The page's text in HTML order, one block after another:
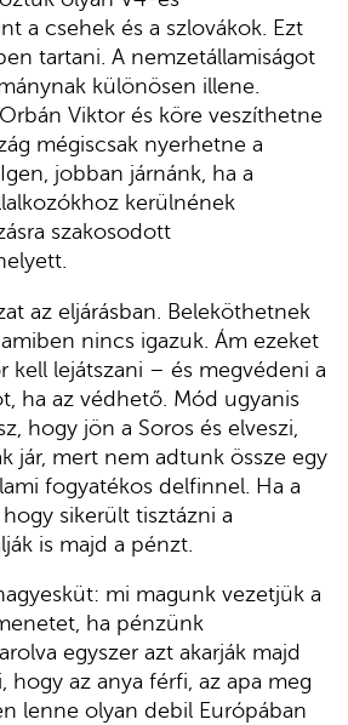
a csehek és a szlovákok. Ezt
tartani. A nemzetállamiságot
különösen illene.
Viktor és köre veszíthetne
mégiscsak nyerhetne a
jobban járnánk, ha a
kerülnének
szakosodott
az eljárásban. Beleköthetnek
nincs igazuk. Ám ezeket
kell lejátszani – és megvédeni a
ha az védhető. Mód ugyanis
hogy jön a Soros és elveszi,
jár, mert nem adtunk össze egy
fogyatékos delfinnel. Ha a
sikerült tisztázni a
is majd a pénzt.
mi magunk vezetjük a
ha pénzünk
egyszer azt akarják majd
hogy az anya férfi, az apa meg
lenne olyan debil Európában